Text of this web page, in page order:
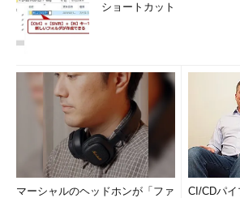
ショートカット
マーシャルのヘッドホンが「ファ
CI/CDパ